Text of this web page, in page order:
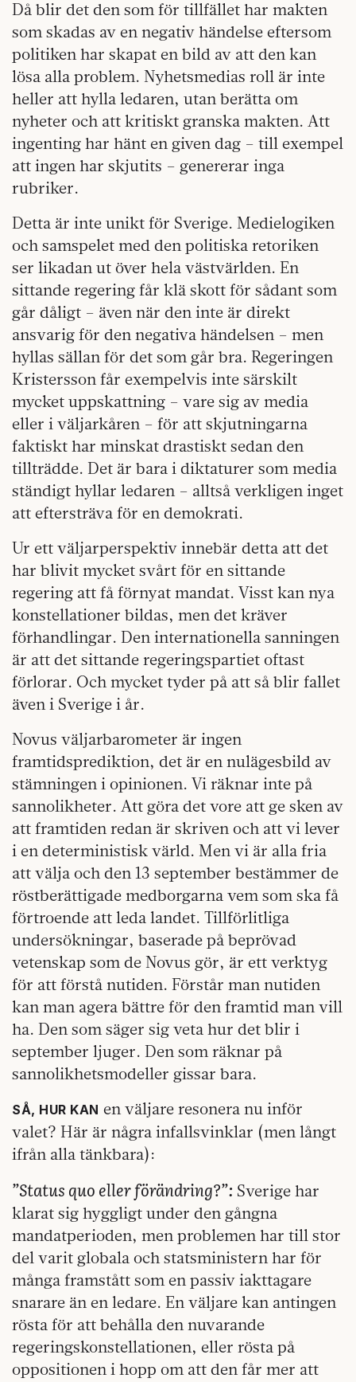
Då blir det den som för tillfället har makten
som skadas av en negativ händelse eftersom
politiken har skapat en bild av att den kan
lösa alla problem. Nyhetsmedias roll är inte
heller att hylla ledaren, utan berätta om
nyheter och att kritiskt granska makten. Att
ingenting har hänt en given dag – till exempel
att ingen har skjutits – genererar inga
rubriker.
Detta är inte unikt för Sverige. Medielogiken
och samspelet med den politiska retoriken
ser likadan ut över hela västvärlden. En
sittande regering får klä skott för sådant som
går dåligt – även när den inte är direkt
ansvarig för den negativa händelsen – men
hyllas sällan för det som går bra. Regeringen
Kristersson får exempelvis inte särskilt
mycket uppskattning – vare sig av media
eller i väljarkåren – för att skjutningarna
faktiskt har minskat drastiskt sedan den
tillträdde. Det är bara i diktaturer som media
ständigt hyllar ledaren – alltså verkligen inget
att eftersträva för en demokrati.
Ur ett väljarperspektiv innebär detta att det
har blivit mycket svårt för en sittande
regering att få förnyat mandat. Visst kan nya
konstellationer bildas, men det kräver
förhandlingar. Den internationella sanningen
är att det sittande regeringspartiet oftast
förlorar. Och mycket tyder på att så blir fallet
även i Sverige i år.
Novus väljarbarometer är ingen
framtidsprediktion, det är en nulägesbild av
stämningen i opinionen. Vi räknar inte på
sannolikheter. Att göra det vore att ge sken av
att framtiden redan är skriven och att vi lever
i en deterministisk värld. Men vi är alla fria
att välja och den 13 september bestämmer de
röstberättigade medborgarna vem som ska få
förtroende att leda landet. Tillförlitliga
undersökningar, baserade på beprövad
vetenskap som de Novus gör, är ett verktyg
för att förstå nutiden. Förstår man nutiden
kan man agera bättre för den framtid man vill
ha. Den som säger sig veta hur det blir i
september ljuger. Den som räknar på
sannolikhetsmodeller gissar bara.
SÅ, HUR KAN en väljare resonera nu inför
valet? Här är några infallsvinklar (men långt
ifrån alla tänkbara):
”Status quo eller förändring?”: Sverige har
klarat sig hyggligt under den gångna
mandatperioden, men problemen har till stor
del varit globala och statsministern har för
många framstått som en passiv iakttagare
snarare än en ledare. En väljare kan antingen
rösta för att behålla den nuvarande
regeringskonstellationen, eller rösta på
oppositionen i hopp om att den får mer att